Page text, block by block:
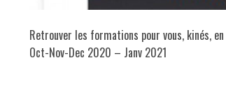
Retrouver les formations pour vous, kinés,
Oct-Nov-Dec 2020 – Janv 2021